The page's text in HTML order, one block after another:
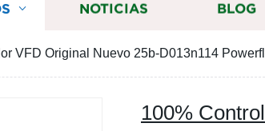
NOTICIAS BLOG
VFD Original Nuevo 25b-D013n114
100%